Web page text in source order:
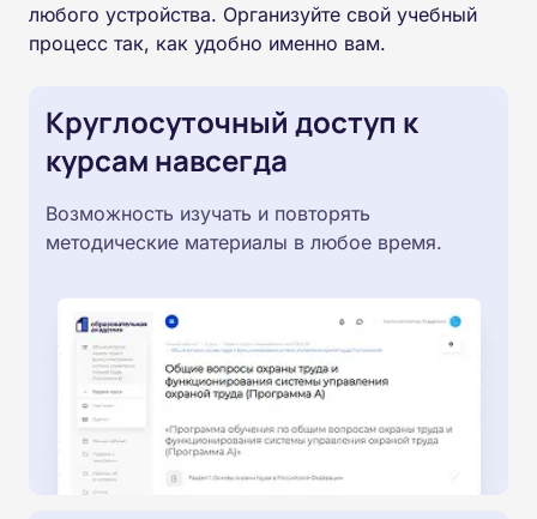
любого устройства. Организуйте свой учебный
процесс так, как удобно именно вам.
Круглосуточный доступ к
курсам навсегда
Возможность изучать и повторять
методические материалы в любое время.